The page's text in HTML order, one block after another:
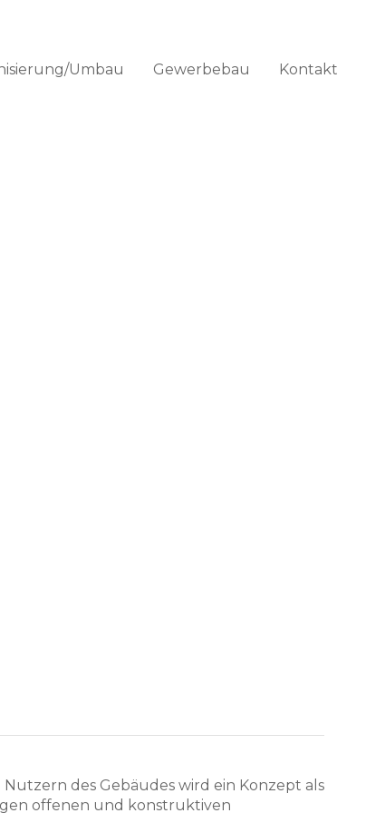
Umbau Gewerbebau Kontakt
des Gebäudes wird ein Konzept als
offenen und konstruktiven